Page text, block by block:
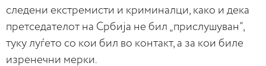
следени екстремисти и криминалци, како и дека
претседателот на Србија не бил „прислушуван“,
туку луѓето со кои бил во контакт, а за кои биле
изренечни мерки.